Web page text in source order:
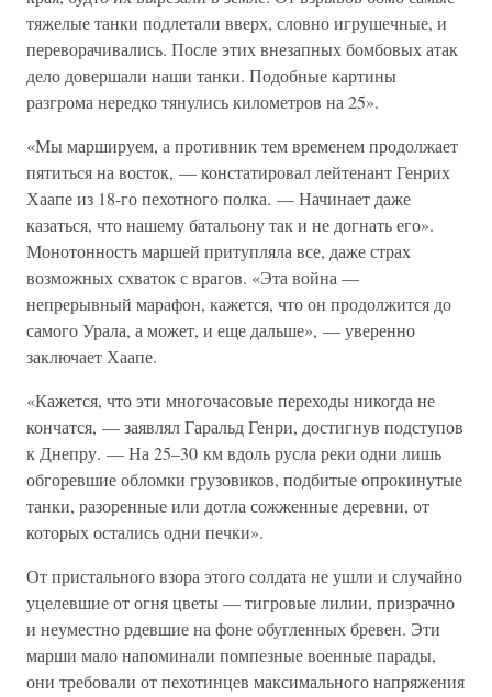
тяжелые танки подлетали вверх, словно игрушечные, и
переворачивались. После этих внезапных бомбовых атак
дело довершали наши танки. Подобные картины
разгрома нередко тянулись километров на 25».
«Мы маршируем, а противник тем временем продолжает
пятиться на восток, — констатировал лейтенант Генрих
Хаапе из 18-го пехотного полка. — Начинает даже
казаться, что нашему батальону так и не догнать его».
Монотонность маршей притупляла все, даже страх
возможных схваток с врагов. «Эта война —
непрерывный марафон, кажется, что он продолжится до
самого Урала, а может, и еще дальше», — уверенно
заключает Хаапе.
«Кажется, что эти многочасовые переходы никогда не
кончатся, — заявлял Гаральд Генри, достигнув подступов
к Днепру. — На 25–30 км вдоль русла реки одни лишь
обгоревшие обломки грузовиков, подбитые опрокинутые
танки, разоренные или дотла сожженные деревни, от
которых остались одни печки».
От пристального взора этого солдата не ушли и случайно
уцелевшие от огня цветы — тигровые лилии, призрачно
и неуместно рдевшие на фоне обугленных бревен. Эти
марши мало напоминали помпезные военные парады,
они требовали от пехотинцев максимального напряжения